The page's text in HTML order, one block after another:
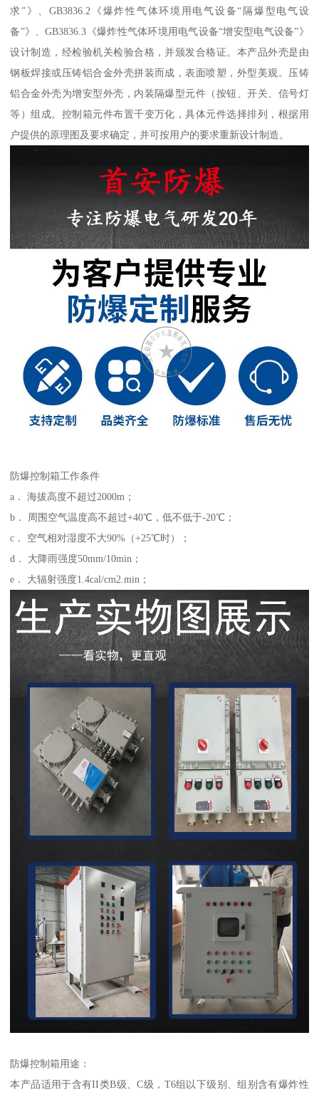
求”》、GB3836.2《爆炸性气体环境用电气设备“隔爆型电气设
备”》、GB3836.3《爆炸性气体环境用电气设备“增安型电气设备”》
设计制造，经检验机关检验合格，并颁发合格证。本产品外壳是由
钢板焊接或压铸铝合金外壳拼装而成，表面喷塑，外型美观。压铸
铝合金外壳为增安型外壳，内装隔爆型元件（按钮、开关、信号灯
等）组成。控制箱元件布置千变万化，具体元件选择排列，根据用
户提供的原理图及要求确定，并可按用户的要求重新设计制造。
防爆控制箱工作条件
a． 海拔高度不超过2000m；
b． 周围空气温度高不超过+40℃，低不低于-20℃；
c． 空气相对湿度不大90%（+25℃时）；
d． 大降雨强度50mm/10min；
e． 大辐射强度1.4cal/cm2.min；
防爆控制箱用途：
本产品适用于含有II类B级、C级，T6组以下级别、组别含有爆炸性